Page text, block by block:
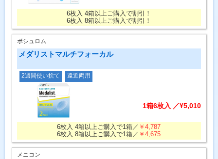
6枚入 4箱以上ご購入で割引！
6枚入 8箱以上ご購入で割引！
ボシュロム
メダリストマルチフォーカル
2週間使い捨て 遠近両用
1箱6枚入 ／¥5,010
6枚入 4箱以上ご購入で1箱／ ￥4,787
6枚入 8箱以上ご購入で1箱／ ￥4,675
メニコン